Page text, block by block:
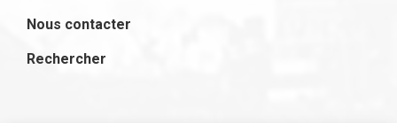
Nous contacter
Rechercher